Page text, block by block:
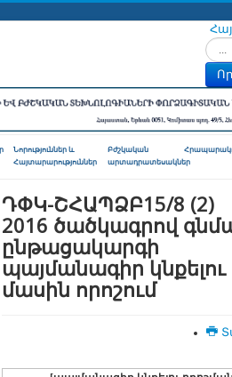
Նորություններ և
Հայտարարություններ
Բժշկական
արտադրատեսակներ
ԴՓԿ-ՇՀԱՊՁԲ15/8 (2)
2016 ծածկագրով
ընթացակարգի
պայմանագիր կնքելու
մասին որոշում